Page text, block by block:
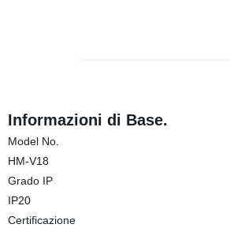
Informazioni di Base.
Model No.
HM-V18
Grado IP
IP20
Certificazione